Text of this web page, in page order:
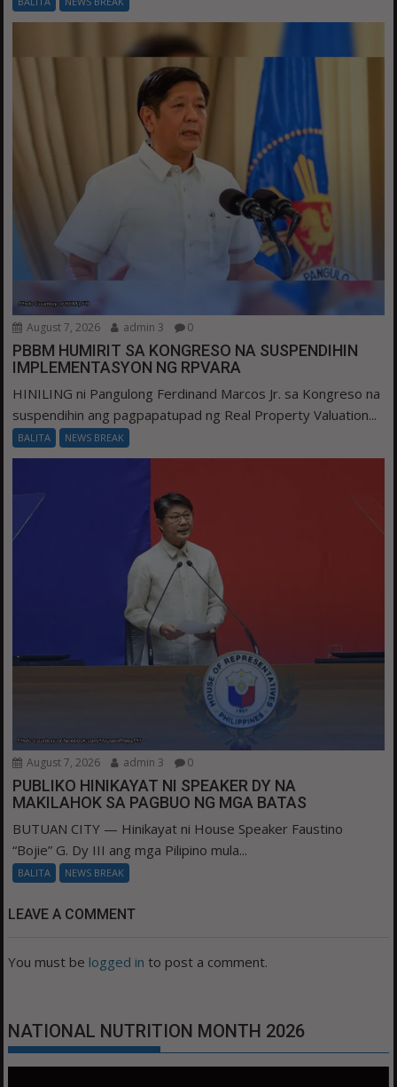
August 7, 2026 admin 3 0
PBBM HUMIRIT SA KONGRESO NA SUSPENDIHIN
IMPLEMENTASYON NG RPVARA
HINILING ni Pangulong Ferdinand Marcos Jr. sa Kongreso na
suspendihin ang pagpapatupad ng Real Property Valuation...
BALITA NEWS BREAK
August 7, 2026 admin 3 0
PUBLIKO HINIKAYAT NI SPEAKER DY NA
MAKILAHOK SA PAGBUO NG MGA BATAS
BUTUAN CITY — Hinikayat ni House Speaker Faustino
“Bojie” G. Dy III ang mga Pilipino mula...
BALITA NEWS BREAK
LEAVE A COMMENT
You must be logged in to post a comment.
NATIONAL NUTRITION MONTH 2026